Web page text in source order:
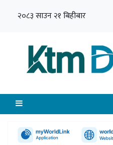
२०८३ साउन २१ बिहीबार